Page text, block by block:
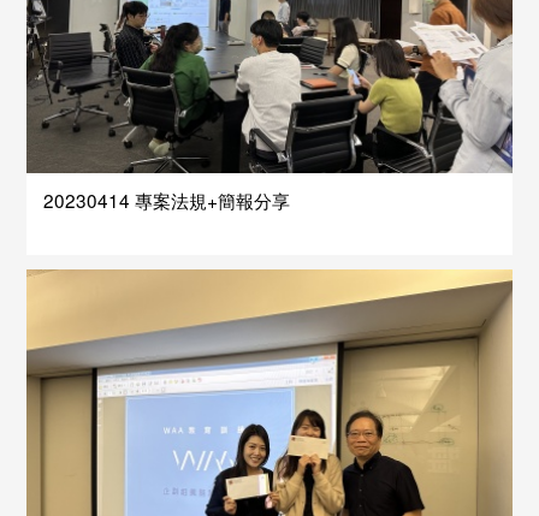
20230414 專案法規+簡報分享